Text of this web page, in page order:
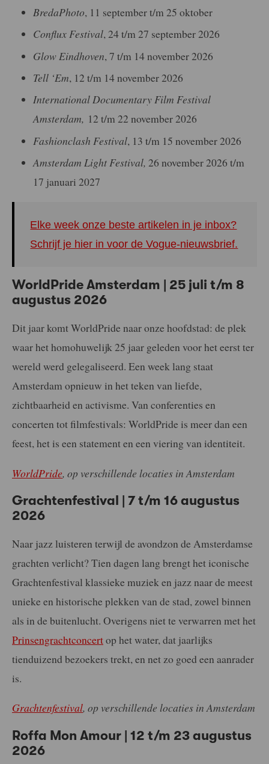
BredaPhoto, 11 september t/m 25 oktober
Conflux Festival, 24 t/m 27 september 2026
Glow Eindhoven, 7 t/m 14 november 2026
Tell ‘Em, 12 t/m 14 november 2026
International Documentary Film Festival
Amsterdam, 12 t/m 22 november 2026
Fashionclash Festival, 13 t/m 15 november 2026
Amsterdam Light Festival,26 november 2026 t/m
17 januari 2027
Elke week onze beste artikelen in je inbox?
Schrijf je hier in voor de Vogue-nieuwsbrief.
WorldPride Amsterdam | 25 juli t/m 8
augustus 2026
Dit jaar komt WorldPride naar onze hoofdstad: de plek
waar het homohuwelijk 25 jaar geleden voor het eerst ter
wereld werd gelegaliseerd. Een week lang staat
Amsterdam opnieuw in het teken van liefde,
zichtbaarheid en activisme. Van conferenties en
concerten tot filmfestivals: WorldPride is meer dan een
feest, het is een statement en een viering van identiteit.
WorldPride, op verschillende locaties in Amsterdam
Grachtenfestival | 7 t/m 16 augustus
2026
Naar jazz luisteren terwijl de avondzon de Amsterdamse
grachten verlicht? Tien dagen lang brengt het iconische
Grachtenfestival klassieke muziek en jazz naar de meest
unieke en historische plekken van de stad, zowel binnen
als in de buitenlucht. Overigens niet te verwarren met het
Prinsengrachtconcertop het water, dat jaarlijks
tienduizend bezoekers trekt, en net zo goed een aanrader
is.
Grachtenfestival, op verschillende locaties in Amsterdam
Roffa Mon Amour | 12 t/m 23 augustus
2026